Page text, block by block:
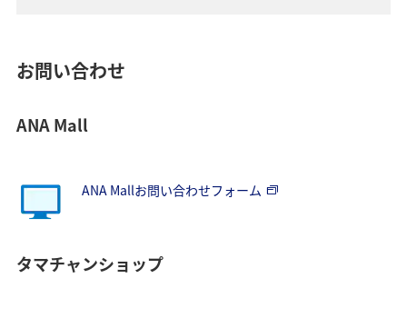
お問い合わせ
ANA Mall
ANA Mallお問い合わせフォーム
タマチャンショップ